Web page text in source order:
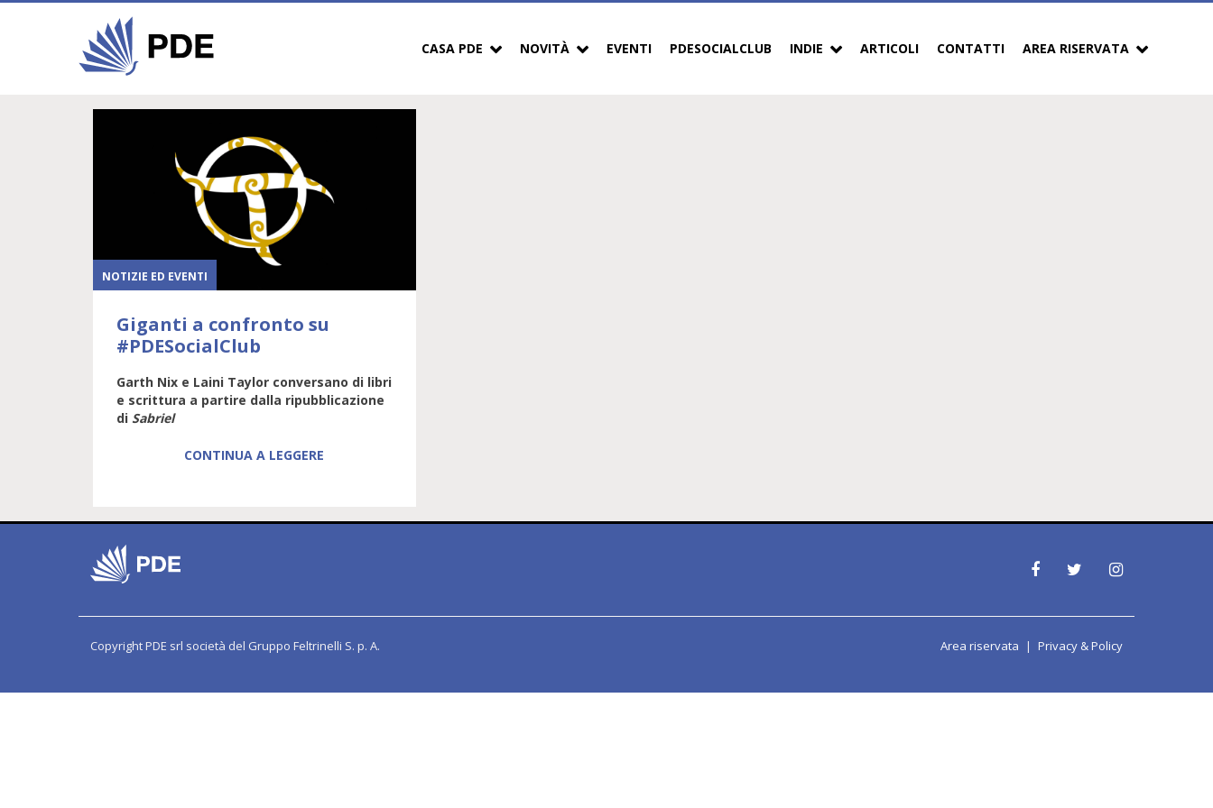
CASA PDE NOVITÀ EVENTI PDESOCIALCLUB INDIE ARTICOLI CONTATTI AREA RISERVATA
NOTIZIE ED EVENTI
Giganti a confronto su
#PDESocialClub
Garth Nix e Laini Taylor conversano di libri
e scrittura a partire dalla ripubblicazione
di Sabriel
CONTINUA A LEGGERE
Copyright PDE srl società del Gruppo Feltrinelli S. p. A. Area riservata Privacy & Policy